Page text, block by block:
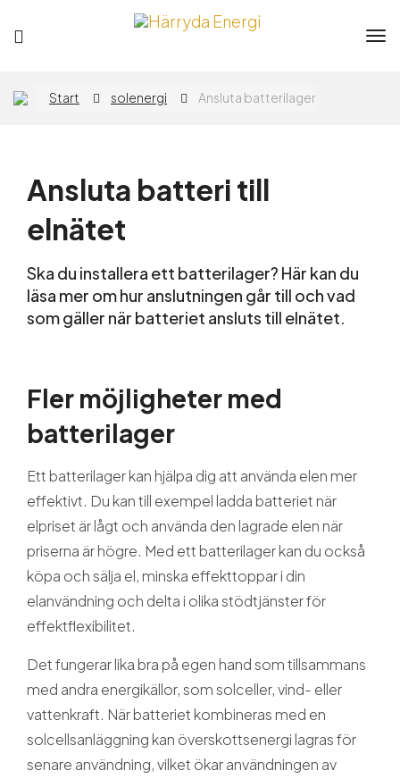
Elnät
Flytta
Guider och tips
Om oss
Start solenergi Ansluta batterilager
Ansluta batteri till
elnätet
Ska du installera ett batterilager? Här kan du
läsa mer om hur anslutningen går till och vad
som gäller när batteriet ansluts till elnätet.
Fler möjligheter med
batterilager
Ett batterilager kan hjälpa dig att använda elen mer
effektivt. Du kan till exempel ladda batteriet när
elpriset är lågt och använda den lagrade elen när
priserna är högre. Med ett batterilager kan du också
köpa och sälja el, minska effekttoppar i din
elanvändning och delta i olika stödtjänster för
effektflexibilitet.
Det fungerar lika bra på egen hand som tillsammans
med andra energikällor, som solceller, vind- eller
vattenkraft. När batteriet kombineras med en
solcellsanläggning kan överskottsenergi lagras för
senare användning, vilket ökar användningen av